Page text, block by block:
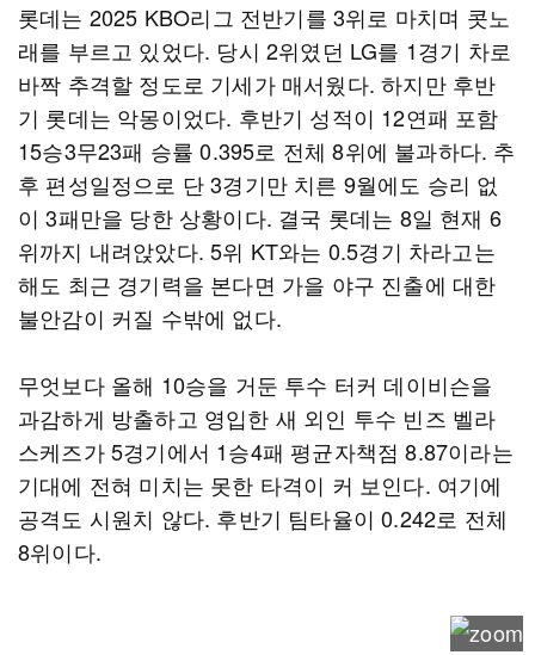
롯데는 2025 KBO리그 전반기를 3위로 마치며 콧노
래를 부르고 있었다. 당시 2위였던 LG를 1경기 차로
바짝 추격할 정도로 기세가 매서웠다. 하지만 후반
기 롯데는 악몽이었다. 후반기 성적이 12연패 포함
15승3무23패 승률 0.395로 전체 8위에 불과하다. 추
후 편성일정으로 단 3경기만 치른 9월에도 승리 없
이 3패만을 당한 상황이다. 결국 롯데는 8일 현재 6
위까지 내려앉았다. 5위 KT와는 0.5경기 차라고는
해도 최근 경기력을 본다면 가을 야구 진출에 대한
불안감이 커질 수밖에 없다.
무엇보다 올해 10승을 거둔 투수 터커 데이비슨을
과감하게 방출하고 영입한 새 외인 투수 빈즈 벨라
스케즈가 5경기에서 1승4패 평균자책점 8.87이라는
기대에 전혀 미치는 못한 타격이 커 보인다. 여기에
공격도 시원치 않다. 후반기 팀타율이 0.242로 전체
8위이다.